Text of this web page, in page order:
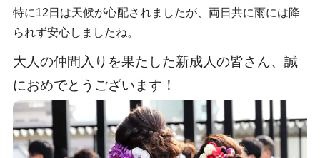
特に12日は天候が心配されましたが、両日共に雨には降
られず安心しましたね。
大人の仲間入りを果たした新成人の皆さん、誠
におめでとうございます！